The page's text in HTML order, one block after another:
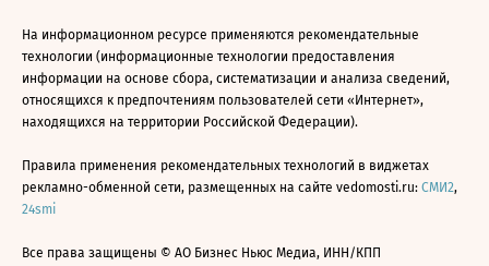
На информационном ресурсе применяются рекомендательные
технологии (информационные технологии предоставления
информации на основе сбора, систематизации и анализа сведений,
относящихся к предпочтениям пользователей сети «Интернет»,
находящихся на территории Российской Федерации).
Правила применения рекомендательных технологий в виджетах
рекламно-обменной сети, размещенных на сайте vedomosti.ru: СМИ2,
24smi
Все права защищены © АО Бизнес Ньюс Медиа, ИНН/КПП